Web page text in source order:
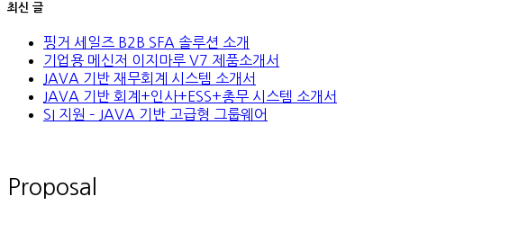
최신 글
핑거 세일즈 B2B SFA 솔루션 소개
기업용 메신저 이지마루 V7 제품소개서
JAVA 기반 재무회계 시스템 소개서
JAVA 기반 회계+인사+ESS+총무 시스템 소개서
SI 지원 – JAVA 기반 고급형 그룹웨어
Proposal